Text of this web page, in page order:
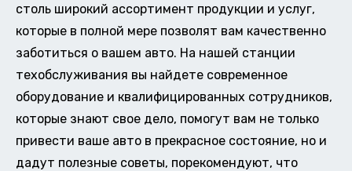
столь широкий ассортимент продукции и услуг,
которые в полной мере позволят вам качественно
заботиться о вашем авто. На нашей станции
техобслуживания вы найдете современное
оборудование и квалифицированных сотрудников,
которые знают свое дело, помогут вам не только
привести ваше авто в прекрасное состояние, но и
дадут полезные советы, порекомендуют, что